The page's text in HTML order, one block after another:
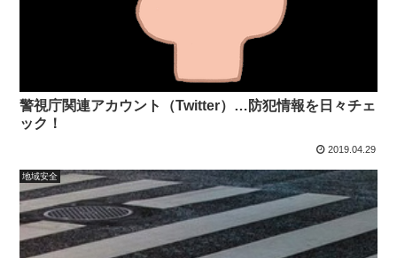
警視庁関連アカウント（Twitter）…防犯情報を日々チェ
ック！
2019.04.29
地域安全